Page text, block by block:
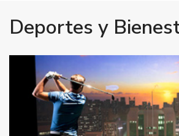
Deportes y